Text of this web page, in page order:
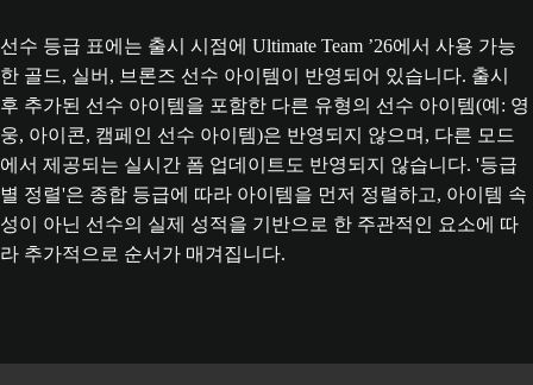
선수 등급 표에는 출시 시점에 Ultimate Team ’26에서 사용 가능
한 골드, 실버, 브론즈 선수 아이템이 반영되어 있습니다. 출시
후 추가된 선수 아이템을 포함한 다른 유형의 선수 아이템(예: 영
웅, 아이콘, 캠페인 선수 아이템)은 반영되지 않으며, 다른 모드
에서 제공되는 실시간 폼 업데이트도 반영되지 않습니다. '등급
별 정렬'은 종합 등급에 따라 아이템을 먼저 정렬하고, 아이템 속
성이 아닌 선수의 실제 성적을 기반으로 한 주관적인 요소에 따
라 추가적으로 순서가 매겨집니다.